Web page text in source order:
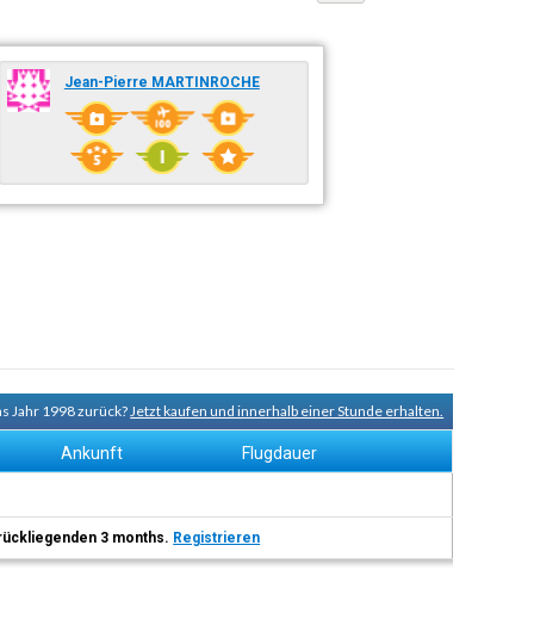
Jean-Pierre MARTINROCHE
Jahr 1998 zurück?Jetzt kaufen und innerhalb einer Stunde erhalten.
Ankunft Flugdauer
3 months. Registrieren